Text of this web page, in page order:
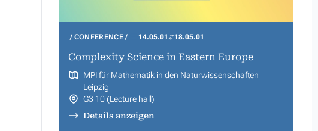
CONFERENCE 14.05.01 18.05.01
Complexity Science in Eastern Europe
MPI für Mathematik in den Naturwissenschaften
Leipzig
G3 10 (Lecture hall)
Details anzeigen